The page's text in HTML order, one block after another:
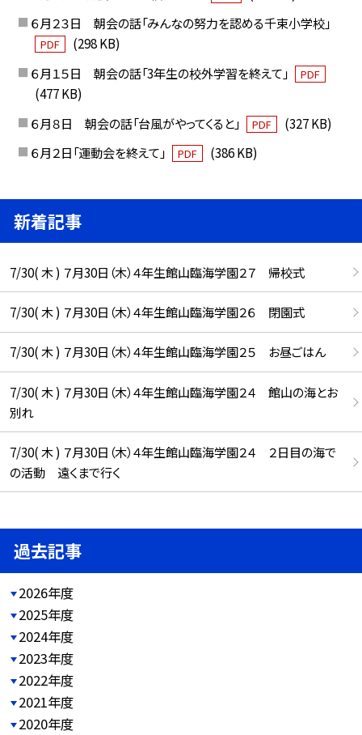
６月２３日 朝会の話「みんなの努力を認める千束小学校」
PDF
(298 KB)
６月１５日 朝会の話「3年生の校外学習を終えて」
PDF
(477 KB)
６月８日 朝会の話「台風がやってくると」
PDF
(327 KB)
６月２日「運動会を終えて」
PDF (386 KB)
新着記事
7/30( 木 ) ７月30日（木）４年生館山臨海学園２７ 帰校式
7/30( 木 ) ７月30日（木）４年生館山臨海学園２６ 閉園式
7/30( 木 ) ７月30日（木）４年生館山臨海学園２５ お昼ごはん
7/30( 木 ) ７月30日（木）４年生館山臨海学園２４ 館山の海とお
別れ
7/30( 木 ) ７月30日（木）４年生館山臨海学園２４ ２日目の海で
の活動 遠くまで行く
過去記事
2026年度
2025年度
2024年度
2023年度
2022年度
2021年度
2020年度